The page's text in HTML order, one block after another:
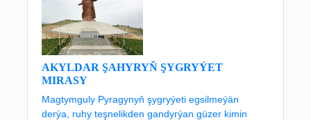
AKYLDAR ŞAHYRYŇ ŞYGRYÝET
MIRASY
Magtymguly Pyragynyň şygryýeti egsilmeýän
derýa, ruhy teşnelikden gandyrýan güzer kimin